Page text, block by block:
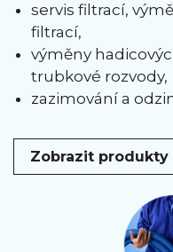
servis filtrací,
filtrací,
výměny
trubkové rozvody,
zazimování a
Zobrazit produkty